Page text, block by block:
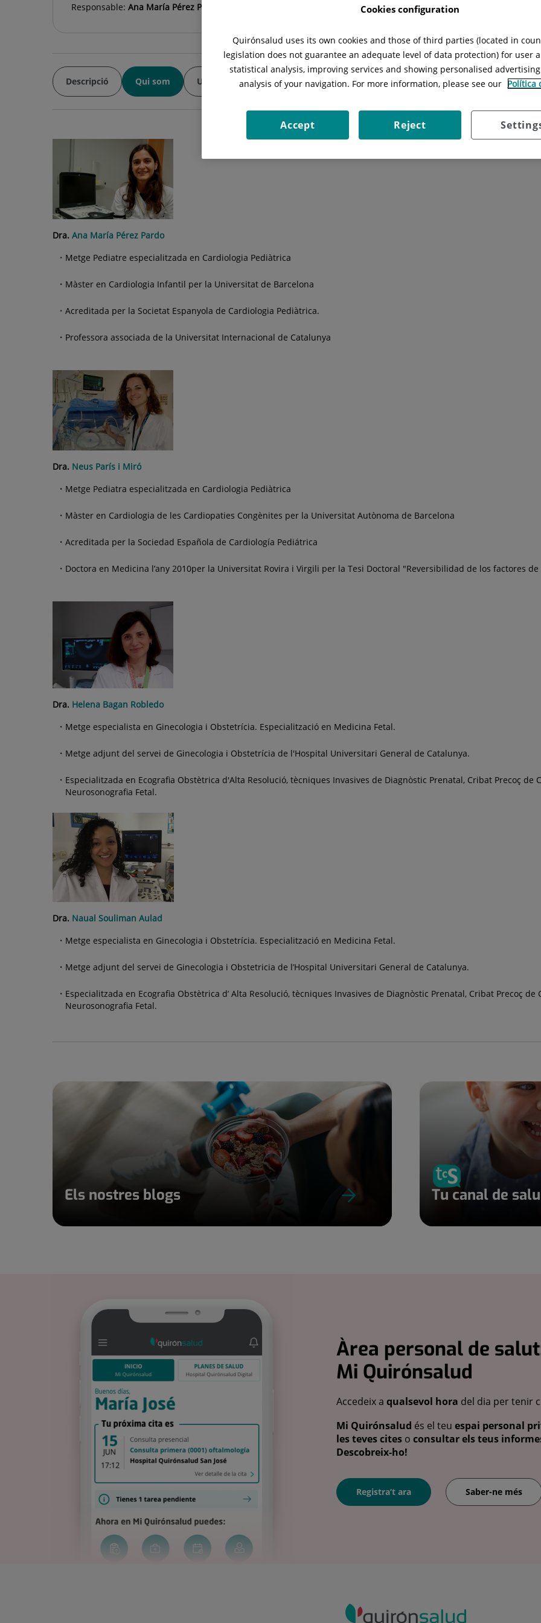
Responsable: Ana María Pérez Pardo
Descripció Qui som Unitat de Medicina Fetal U. Cardiologia Pediàtrica
Dra. Ana María Pérez Pardo
Metge Pediatre especialitzada en Cardiologia Pediàtrica
Màster en Cardiologia Infantil per la Universitat de Barcelona
Acreditada per la Societat Espanyola de Cardiologia Pediàtrica.
Professora associada de la Universitat Internacional de Catalunya
Dra. Neus París i Miró
Metge Pediatra especialitzada en Cardiologia Pediàtrica
Màster en Cardiologia de les Cardiopaties Congènites per la Universitat Autònoma de Barcelona
Acreditada per la Sociedad Española de Cardiología Pediátrica
Doctora en Medicina l’any 2010per la Universitat Rovira i Virgili per la Tesi Doctoral "Reversibilidad de los factores
Dra. Helena Bagan Robledo
Metge especialista en Ginecologia i Obstetrícia. Especialització en Medicina Fetal.
Metge adjunt del servei de Ginecologia i Obstetrícia de l'Hospital Universitari General de Catalunya.
Especialitzada en Ecografia Obstètrica d'Alta Resolució, tècniques Invasives de Diagnòstic Prenatal, Cribat Precoç de
Neurosonografia Fetal.
Dra. Naual Souliman Aulad
Metge especialista en Ginecologia i Obstetrícia. Especialització en Medicina Fetal.
Metge adjunt del servei de Ginecologia i Obstetricia de l’Hospital Universitari General de Catalunya.
Especialitzada en Ecografia Obstètrica d’ Alta Resolució, tècniques Invasives de Diagnòstic Prenatal, Cribat Precoç
Neurosonografia Fetal.
Els nostres blogs Tu canal de
Àrea personal de
Mi Quirónsalud
Accedeix a qualsevol hora del dia per tenir
Mi Quirónsalud és el teu espai personal
les teves cites o consultar els teus
Descobreix-ho!
Registra’t ara Saber-ne més
Cookies configuration
Quirónsalud uses its own cookies and those of third parties (located in
legislation does not guarantee an adequate level of data protection) for user
statistical analysis, improving services and showing personalised
analysis of your navigation. For more information, please see our Política
Reject
Accept